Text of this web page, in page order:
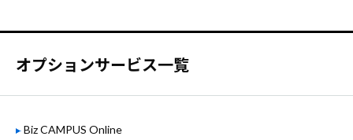
オプションサービス一覧
Biz CAMPUS Online